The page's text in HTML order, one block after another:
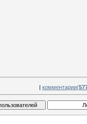
| комментарии(